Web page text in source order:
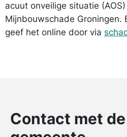
acuut onveilige situatie
Mijnbouwschade Groningen.
geef het online door via
Contact met de